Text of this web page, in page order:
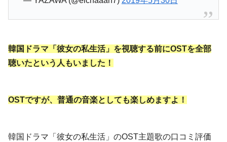
韓国ドラマ「彼女の私生活」を視聴する前にOSTを全部
聴いたという人もいました！
OSTですが、普通の音楽としても楽しめますよ！
韓国ドラマ「彼女の私生活」のOST主題歌の口コミ評価